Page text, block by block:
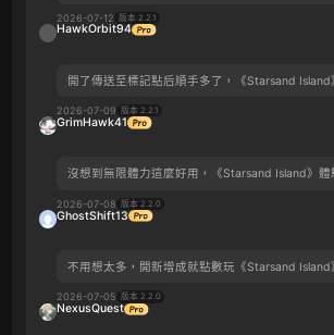
2026-07-12 版本 2.2.1
HawkOrbit94
開了傳送至標記點后順手多了，《Starsand Island
2026-07-09 版本 2.2.1
GrimHawk41
沒想到無限體力這麼好用，《Starsand Island》體
2026-07-08 版本 2.2.0
GhostShift13
不用想太多，開新增成就點數玩《Starsand Island
2026-07-05 版本 2.2.0
NexusQuest